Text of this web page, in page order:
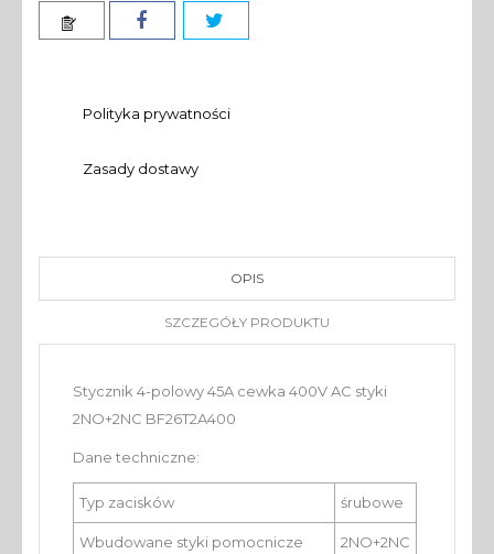
Polityka prywatności
Zasady dostawy
OPIS
SZCZEGÓŁY PRODUKTU
Stycznik 4-polowy 45A cewka 400V AC styki
2NO+2NC BF26T2A400
Dane techniczne:
Typ zacisków śrubowe
Wbudowane styki pomocnicze 2NO+2NC